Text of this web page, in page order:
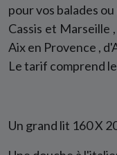
pour vos balades
Cassis et Marseille
Aix en Provence ,
Le tarif comprend
Un grand lit 160 X